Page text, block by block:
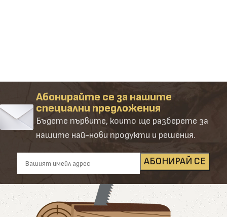
Абонирайте се за нашите
специални предложения
Бъдете първите, които ще разберете за
нашите най-нови продукти и решения.